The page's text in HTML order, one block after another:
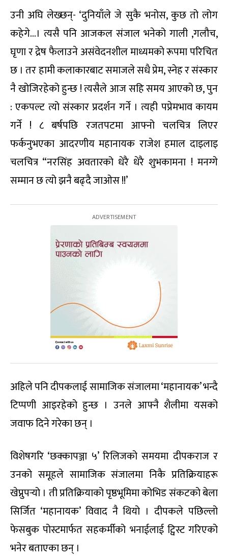
उनी अघि लेख्छन्- ‘दुनियाँले जे सुकै भनोस, कुछ तो लोग
कहेगे…। त्यसै पनि आजकल संजाल भनेको गाली ,गलौच,
घृणा र द्रेष फैलाउने असंवेदनशील माध्यमको रूपमा परिचित
छ । तर हामी कलाकारबाट समाजले सधै प्रेम, स्नेह र संस्कार
नै खोजिरहेको हुन्छ ! त्यसैले आज सहि समय आएको छ, पुन
: एकपल्ट त्यो संस्कार प्रदर्शन गर्ने । त्यही पप्रेमभाव कायम
गर्ने ! ८ बर्षपछि रजतपटमा आफ्नो चलचित्र लिएर
फर्कनुभएका आदरणीय महानायक राजेश हमाल दाइलाइ
चलचित्र “नरसिंह अवतारको धेरै धेरै शुभकामना ! मनग्गे
सम्मान छ त्यो झनै बढ्दै जाओस !!’
अहिले पनि दीपकलाई सामाजिक संजालमा ‘महानायक’ भन्दै
टिप्पणी आइरहेको हुन्छ । उनले आफ्नै शैलीमा यसको
जवाफ दिने गरेका छन् ।
विशेषगरि ‘छक्कापञ्जा ५’ रिलिजको समयमा दीपकराज र
उनको समूहले सामाजिक संजालमा निकै प्रतिक्रियाहरू
खेप्नुपर्‍यो । ती प्रतिक्रियाको पृष्ठभूमिमा कोभिड संकटको बेला
सिर्जित ‘महानायक’ विवाद नै थियो । दीपकले पछिल्लो
फेसबुक पोस्टमार्फत सहकर्मीको भनाईलाई ट्विस्ट गरिएको
भनेर बताएका छन् ।